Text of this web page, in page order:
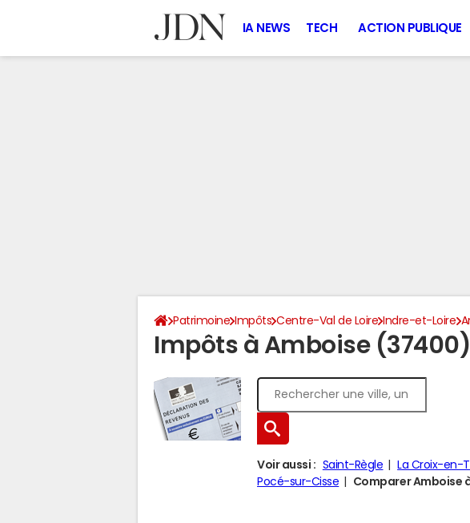
IA NEWS TECH ACTION PUBLIQUE
Patrimoine Impôts Centre-Val de Loire Indre-et-Loire
Impôts à Amboise
Voir aussi : Saint-Règle La Croix-en-
Pocé-sur-Cisse
Comparer Amboise